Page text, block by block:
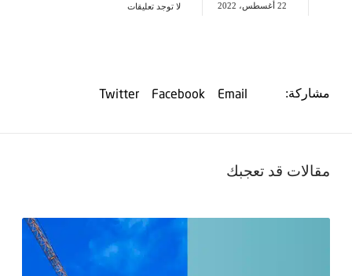
22 أغسطس، 2022 لا توجد تعليقات
مشاركة: Email
Facebook
Twitter
مقالات قد تعجبك